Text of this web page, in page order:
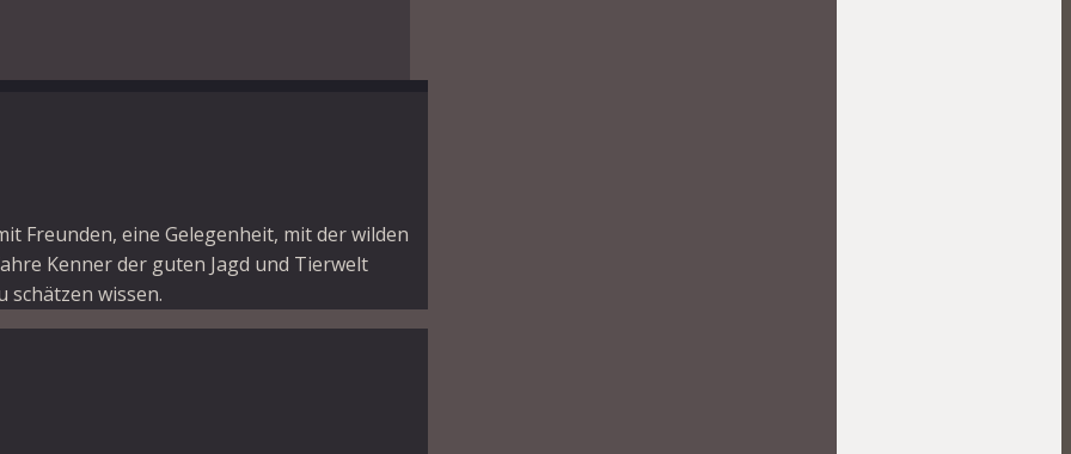
Freunden, eine Gelegenheit, mit der wilden
Kenner der guten Jagd und Tierwelt
schätzen wissen.